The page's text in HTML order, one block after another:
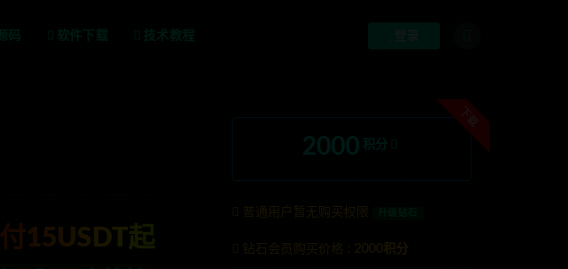
码 软件下载 技术教程 登录
15USDT起
下载
2000 积分
普通用户暂无购买权限
钻石会员购买价格 : 2000积分